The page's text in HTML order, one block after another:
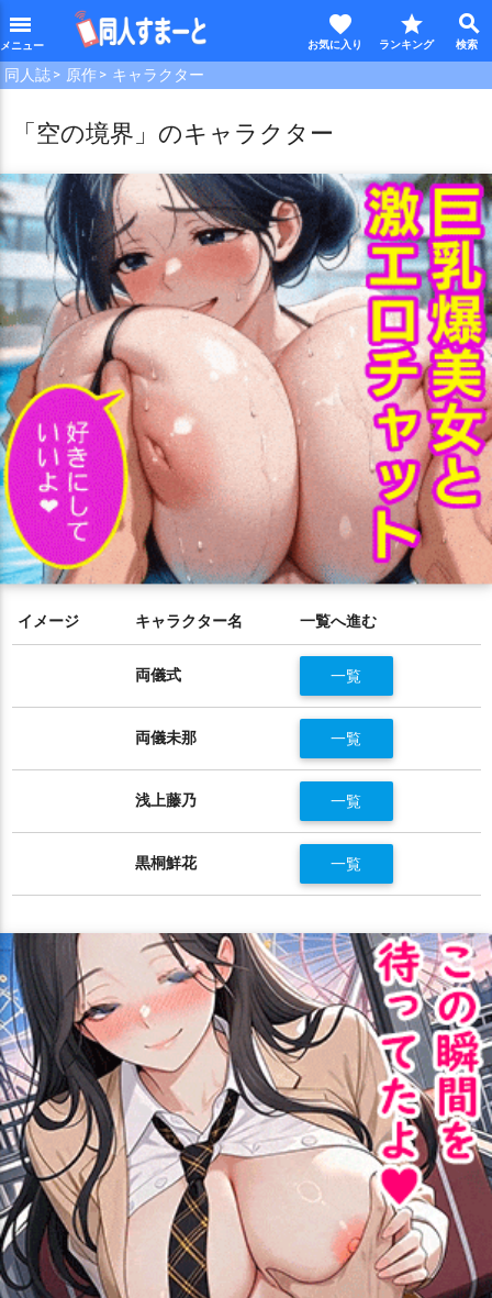
menu search
star
favorite
同人誌 原作 キャラクター
「空の境界」のキャラクター
イメージ キャラクター名 一覧へ進む
両儀式 一覧
両儀未那 一覧
浅上藤乃 一覧
黒桐鮮花 一覧